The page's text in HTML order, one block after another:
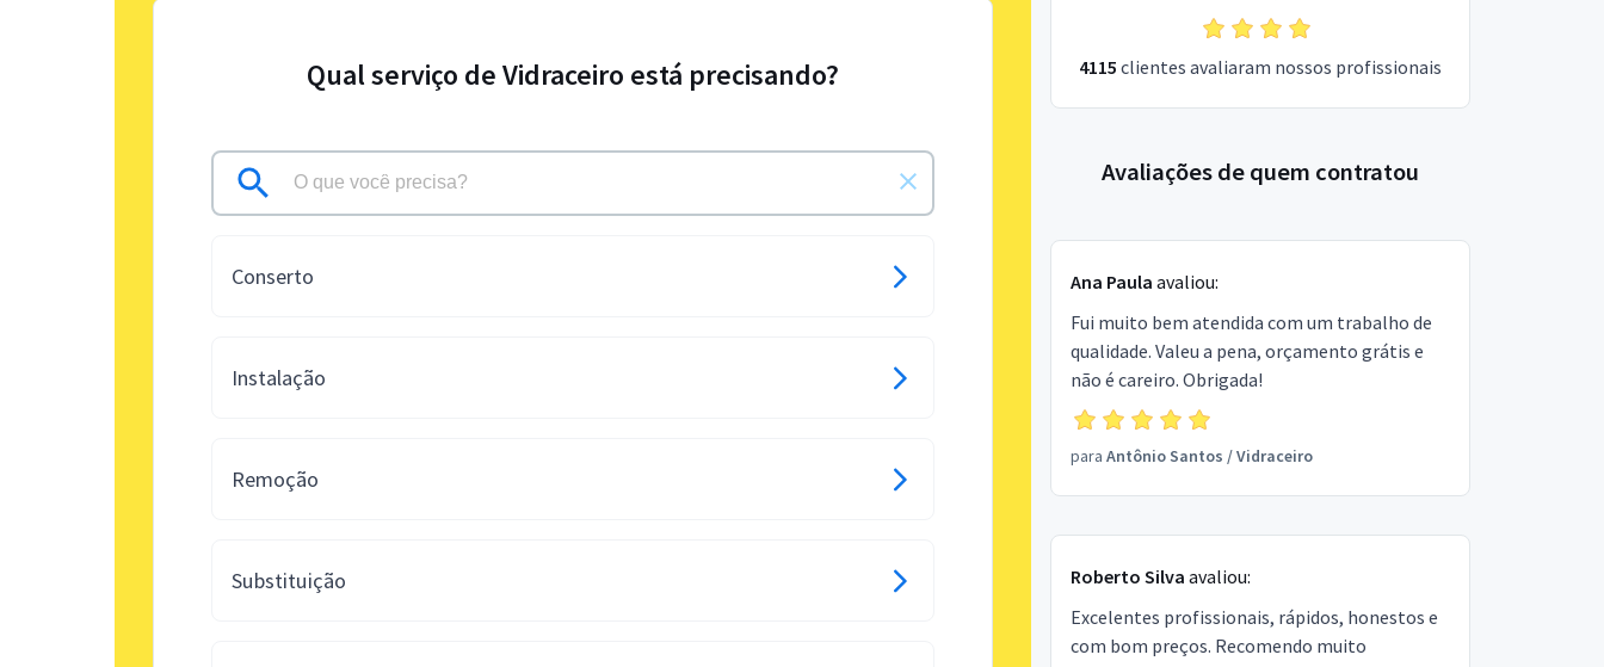
Qual serviço de Vidraceiro está precisando?
Conserto
Instalação
Remoção
Substituição
4115 clientes avaliaram nossos profissionais
Avaliações de quem contratou
Ana Paula avaliou:
Fui muito bem atendida com um trabalho de
qualidade. Valeu a pena, orçamento grátis e
não é careiro. Obrigada!
para Antônio Santos /Vidraceiro
Roberto Silva avaliou:
Excelentes profissionais, rápidos, honestos e
com bom preços. Recomendo muito